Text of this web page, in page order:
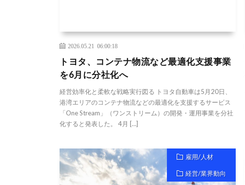
2026.05.21 06:00:18
トヨタ、コンテナ物流など最適化支援事業
を6月に分社化へ
経営効率化と柔軟な戦略実行図る トヨタ自動車は5月20日、
港湾エリアのコンテナ物流などの最適化を支援するサービス
「One Stream」（ワンストリーム）の開発・運用事業を分社
化すると発表した。 4月 […]
雇用/人材
経営/業界動向